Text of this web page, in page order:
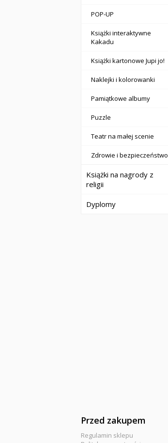
POP-UP
Książki interaktywne
Kakadu
Książki kartonowe Jupi jo!
Naklejki i kolorowanki
Pamiątkowe albumy
Puzzle
Teatr na małej scenie
Zdrowie i bezpieczeństwo
Książki na nagrody z
religii
Dyplomy
Przed zakupem
Regulamin sklepu